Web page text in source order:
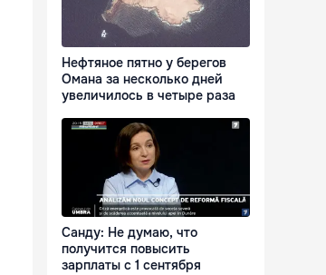
Нефтяное пятно у берегов
Омана за несколько дней
увеличилось в четыре раза
Санду: Не думаю, что
получится повысить
зарплаты с 1 сентября